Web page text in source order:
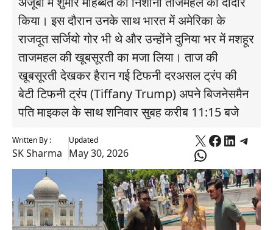
किया। इस दौरान उनके साथ भारत में अमेरिका के
राजदूत सर्जियो गोर भी थे और उन्होंने दुनिया भर में मशहूर
ताजमहल की खूबसूरती का मजा लिया। ताज की
खूबसूरती देखकर हैरान गई टिफनी दरअसल ट्रंप की
बेटी टिफनी ट्रंप (Tiffany Trump) अपने बिजनेसमैन
पति माइकल के साथ शनिवार सुबह करीब 11:15 बजे
Written By :
SK Sharma
Updated
May 30, 2026
X Facebook
WhatsApp